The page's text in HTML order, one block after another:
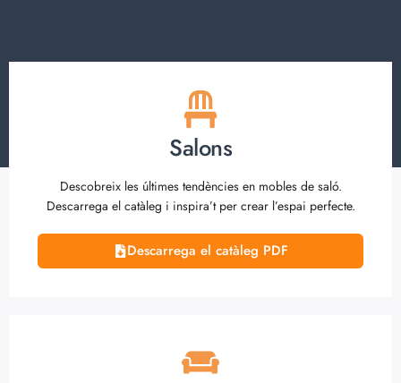
Salons
Descobreix les últimes tendències en mobles de saló.
Descarrega el catàleg i inspira’t per crear l’espai perfecte.
Descarrega el catàleg PDF